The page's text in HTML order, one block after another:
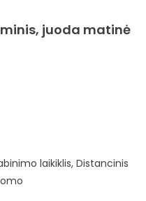
juoda matinė
laikiklis, Distancinis